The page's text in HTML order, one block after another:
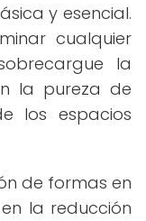
y esencial.
cualquier
la
la pureza de
los espacios
de formas en
la reducción